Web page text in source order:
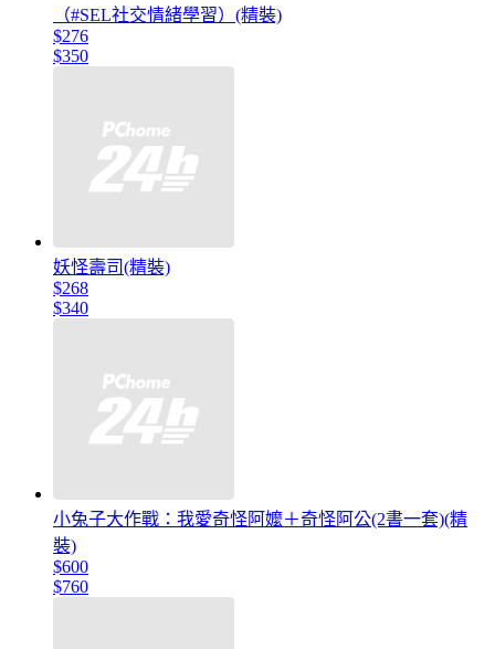
（#SEL社交情緒學習）(精裝)
$276
$350
妖怪壽司(精裝)
$268
$340
小兔子大作戰：我愛奇怪阿嬤＋奇怪阿公(2書一套)(精
裝)
$600
$760